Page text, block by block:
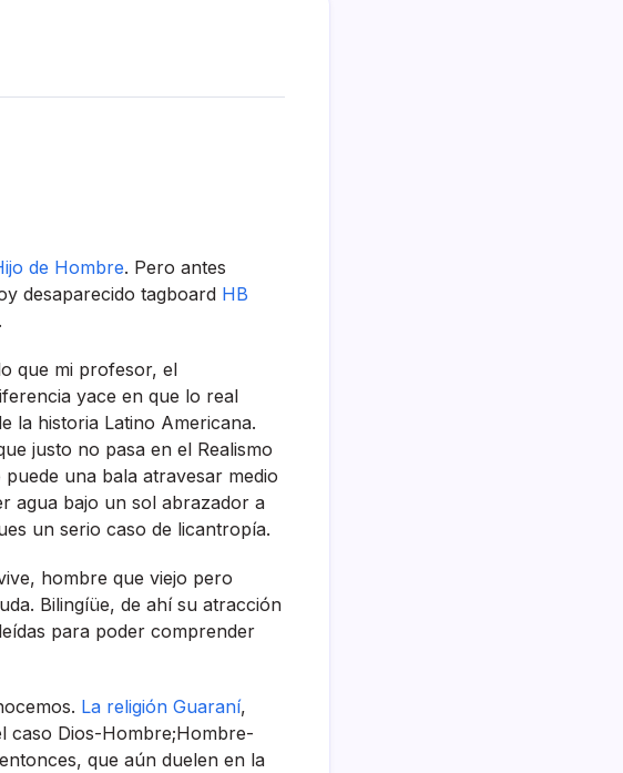
de Hombre. Pero antes
desaparecido tagboard HB
que mi profesor, el
yace en que lo real
la historia Latino Americana.
justo no pasa en el Realismo
una bala atravesar medio
agua bajo un sol abrazador a
un serio caso de licantropí­a.
hombre que viejo pero
Bilingíüe, de ahí­ su atracción
para poder comprender
La religión Guaraní­,
caso Dios-Hombre;Hombre-
que aún duelen en la